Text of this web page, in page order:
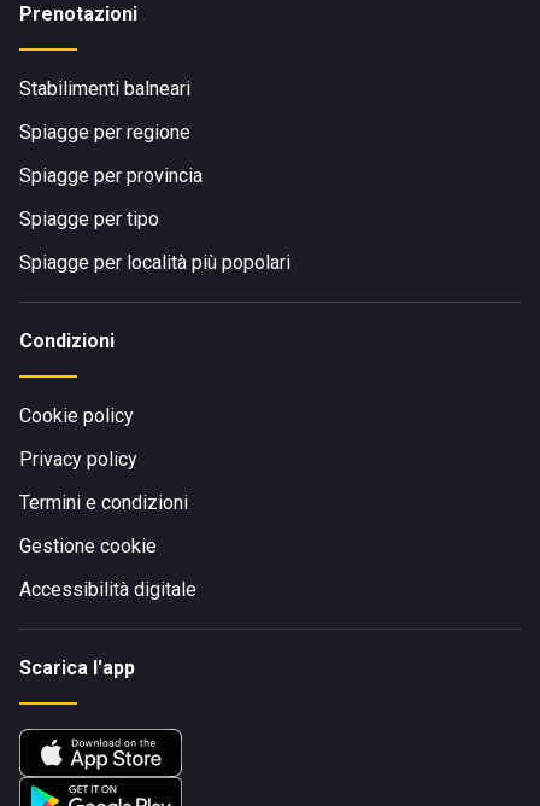
Prenotazioni
Stabilimenti balneari
Spiagge per regione
Spiagge per provincia
Spiagge per tipo
Spiagge per località più popolari
Condizioni
Cookie policy
Privacy policy
Termini e condizioni
Gestione cookie
Accessibilità digitale
Scarica l'app